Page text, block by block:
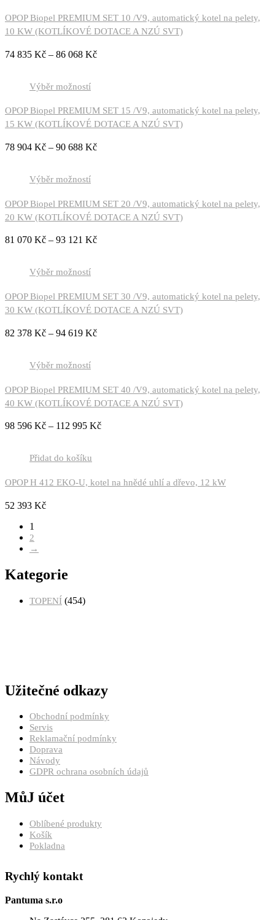
OPOP Biopel PREMIUM SET 10 /V9, automatický kotel na pelety,
10 KW (KOTLÍKOVÉ DOTACE A NZÚ SVT)
74 835 Kč – 86 068 Kč
Výběr možností
OPOP Biopel PREMIUM SET 15 /V9, automatický kotel na pelety,
15 KW (KOTLÍKOVÉ DOTACE A NZÚ SVT)
78 904 Kč – 90 688 Kč
Výběr možností
OPOP Biopel PREMIUM SET 20 /V9, automatický kotel na pelety,
20 KW (KOTLÍKOVÉ DOTACE A NZÚ SVT)
81 070 Kč – 93 121 Kč
Výběr možností
OPOP Biopel PREMIUM SET 30 /V9, automatický kotel na pelety,
30 KW (KOTLÍKOVÉ DOTACE A NZÚ SVT)
82 378 Kč – 94 619 Kč
Výběr možností
OPOP Biopel PREMIUM SET 40 /V9, automatický kotel na pelety,
40 KW (KOTLÍKOVÉ DOTACE A NZÚ SVT)
98 596 Kč – 112 995 Kč
Přidat do košíku
OPOP H 412 EKO-U, kotel na hnědé uhlí a dřevo, 12 kW
52 393 Kč
1
2
→
Kategorie
TOPENÍ (454)
Užitečné odkazy
Obchodní podmínky
Servis
Reklamační podmínky
Doprava
Návody
GDPR ochrana osobních údajů
MůJ účet
Oblíbené produkty
Košík
Pokladna
Rychlý kontakt
Pantuma s.r.o